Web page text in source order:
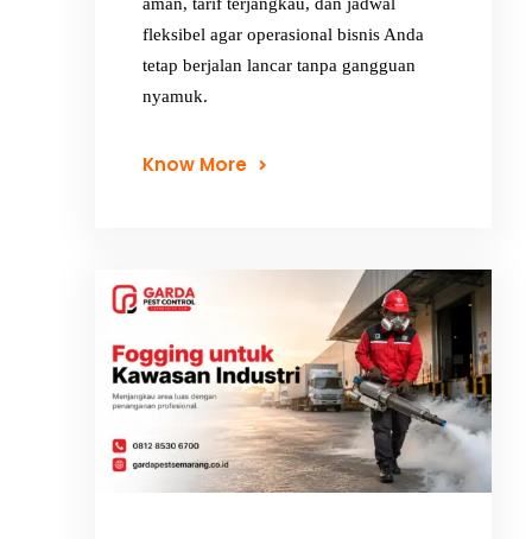
aman, tarif terjangkau, dan jadwal
fleksibel agar operasional bisnis Anda
tetap berjalan lancar tanpa gangguan
nyamuk.
Know More